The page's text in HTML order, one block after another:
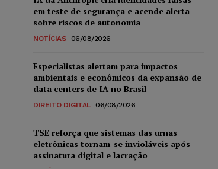
em teste de segurança e acende alerta
sobre riscos de autonomia
NOTÍCIAS 06/08/2026
Especialistas alertam para impactos
ambientais e econômicos da expansão de
data centers de IA no Brasil
DIREITO DIGITAL 06/08/2026
TSE reforça que sistemas das urnas
eletrônicas tornam-se invioláveis após
assinatura digital e lacração